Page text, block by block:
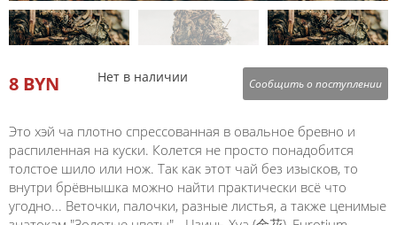
8 BYN Нет в наличии Сообщить о поступлении
Это хэй ча плотно спрессованная в овальное бревно и
распиленная на куски. Колется не просто понадобится
толстое шило или нож. Так как этот чай без изысков, то
внутри брёвнышка можно найти практически всё что
угодно... Веточки, палочки, разные листья, а также ценимые